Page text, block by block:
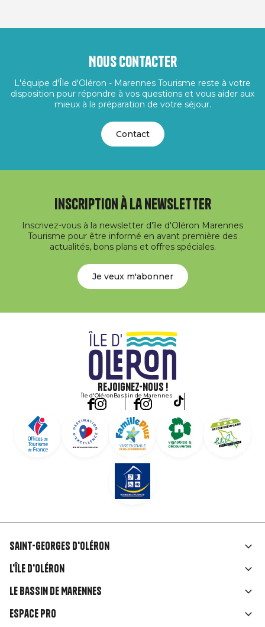
Nous contacter
L'équipe d'Île d'Oléron - Marennes Tourisme reste à votre
disposition pour répondre à vos questions et vous aider aux
mieux à la préparation de votre séjour.
Contact
Inscription à la newsletter
Inscrivez-vous à la newsletter d'île d'Oléron Marennes
Tourisme pour être informé en avant première des
actualités, bons plans et offres spéciales.
Je veux m'abonner
Rejoignez-nous !
Île d'OléronBassin de Marennes
Liens
rubriques
Saint-Georges d'Oléron
L'île d'Oléron
Le Bassin de Marennes
Espace Pro